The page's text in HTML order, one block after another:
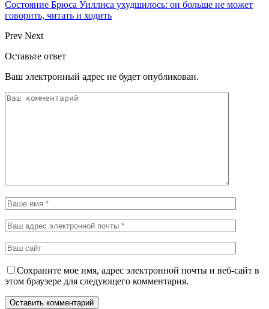
Состояние Брюса Уиллиса ухудшилось: он больше не может
говорить, читать и ходить
Prev Next
Оставьте ответ
Ваш электронный адрес не будет опубликован.
Сохраните мое имя, адрес электронной почты и веб-сайт в
этом браузере для следующего комментария.